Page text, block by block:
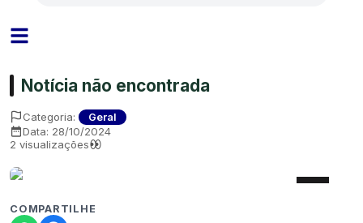
Notícia não encontrada
Categoria: Geral
Data: 28/10/2024
2 visualizações
COMPARTILHE